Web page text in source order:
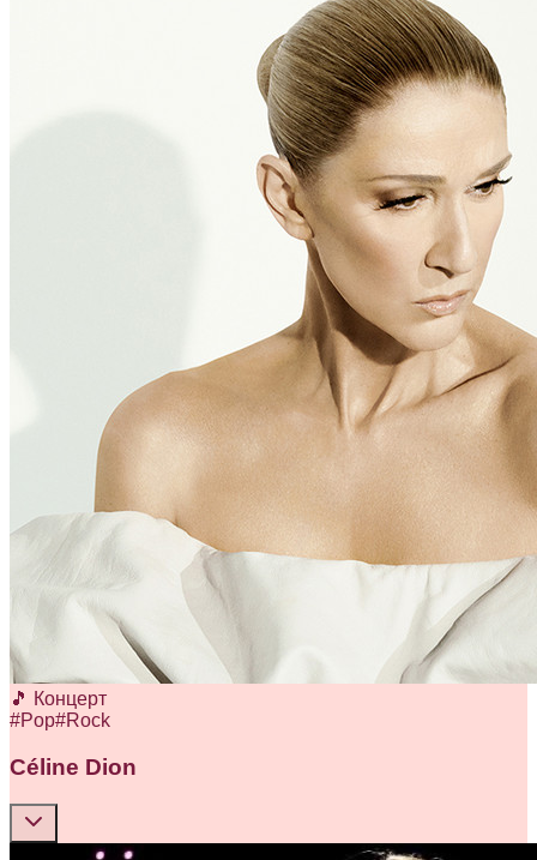
🎵 Концерт
#Pop#Rock
Céline Dion